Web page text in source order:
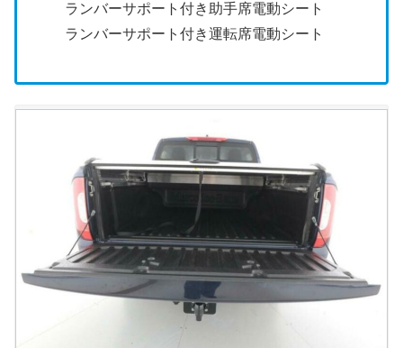
ランバーサポート付き助手席電動シート
ランバーサポート付き運転席電動シート